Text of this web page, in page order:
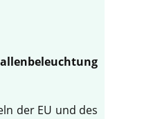
der EU und des